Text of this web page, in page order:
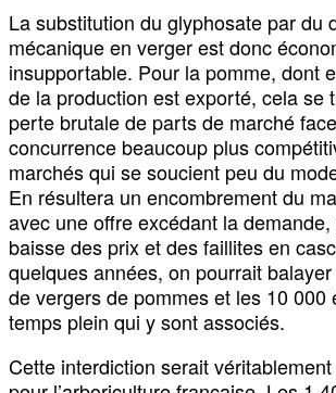
La substitution du glyphosate par du
mécanique en verger est donc
insupportable. Pour la pomme, dont
de la production est exporté, cela se
perte brutale de parts de marché
concurrence beaucoup plus
marchés qui se soucient peu du
En résultera un encombrement du
avec une offre excédant la
baisse des prix et des faillites en
quelques années, on pourrait
de vergers de pommes et les 10 000
temps plein qui y sont associés.
Cette interdiction serait